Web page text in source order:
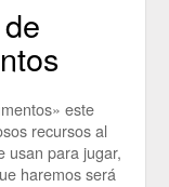
este
recursos al
usan para jugar,
haremos será